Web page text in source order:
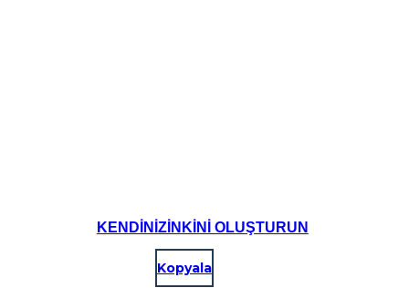
KENDINIZINKINI OLUŞTURUN
Kopyala